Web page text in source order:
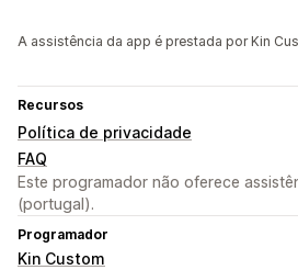
A assistência da app é prestada por Kin
Recursos
Política de privacidade
FAQ
Este programador não oferece
(portugal).
Programador
Kin Custom